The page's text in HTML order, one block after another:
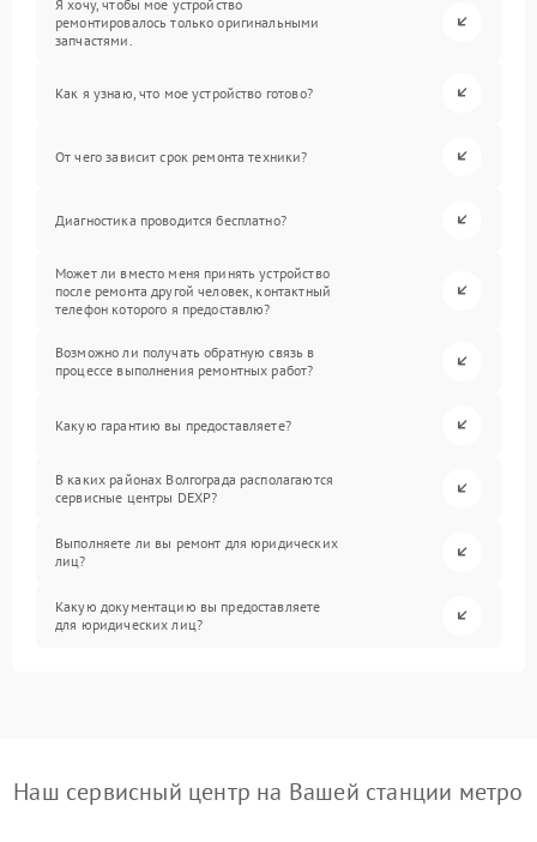
Я хочу, чтобы мое устройство
ремонтировалось только оригинальными
запчастями.
Как я узнаю, что мое устройство готово?
От чего зависит срок ремонта техники?
Диагностика проводится бесплатно?
Может ли вместо меня принять устройство
после ремонта другой человек, контактный
телефон которого я предоставлю?
Возможно ли получать обратную связь в
процессе выполнения ремонтных работ?
Какую гарантию вы предоставляете?
В каких районах Волгограда располагаются
сервисные центры DEXP?
Выполняете ли вы ремонт для юридических
лиц?
Какую документацию вы предоставляете
для юридических лиц?
Наш сервисный центр на Вашей станции метро